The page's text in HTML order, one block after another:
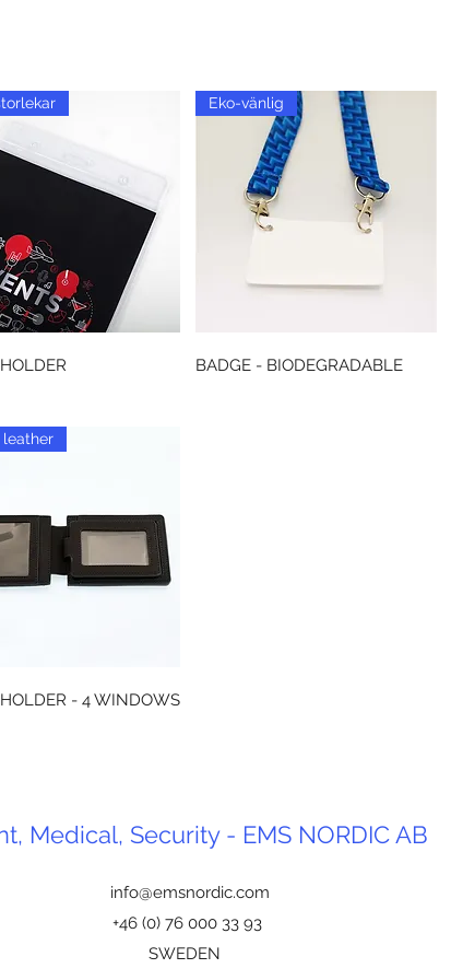
Snabbvisning Snabbvisning
Eko-vänlig
BADGE - BIODEGRADABLE
Snabbvisning
leather
- 4 WINDOWS
Medical, Security - EMS NORDIC AB
info@emsnordic.com
SWEDEN
+46 (0) 76 000 33 93